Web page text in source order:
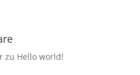
zu Hello world!